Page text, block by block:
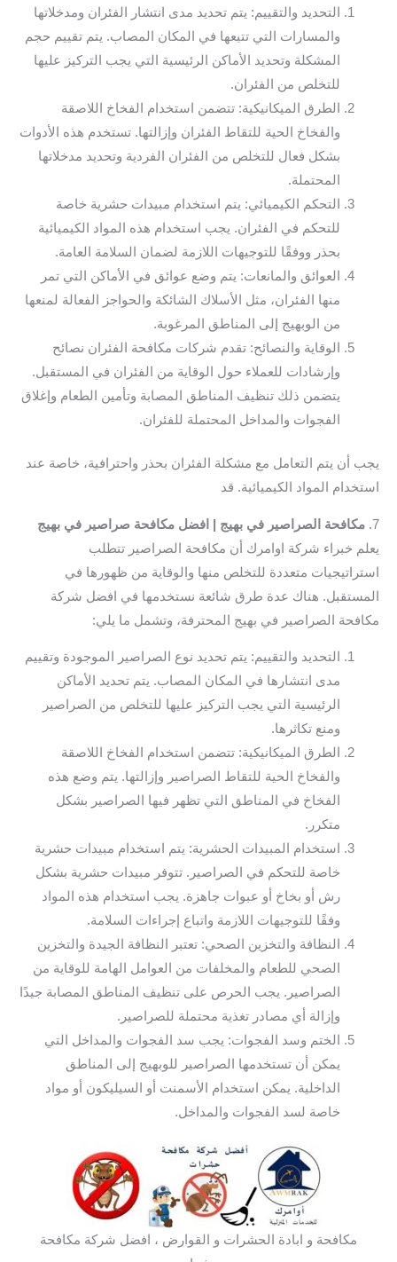
التحديد والتقييم: يتم تحديد مدى انتشار الفئران ومدخلاتها
والمسارات التي تتبعها في المكان المصاب. يتم تقييم حجم
المشكلة وتحديد الأماكن الرئيسية التي يجب التركيز عليها
للتخلص من الفئران.
الطرق الميكانيكية: تتضمن استخدام الفخاخ اللاصقة
والفخاخ الحية للتقاط الفئران وإزالتها. تستخدم هذه الأدوات
بشكل فعال للتخلص من الفئران الفردية وتحديد مدخلاتها
المحتملة.
التحكم الكيميائي: يتم استخدام مبيدات حشرية خاصة
للتحكم في الفئران. يجب استخدام هذه المواد الكيميائية
بحذر ووفقًا للتوجيهات اللازمة لضمان السلامة العامة.
العوائق والمانعات: يتم وضع عوائق في الأماكن التي تمر
منها الفئران، مثل الأسلاك الشائكة والحواجز الفعالة لمنعها
من الوبهيج إلى المناطق المرغوبة.
الوقاية والنصائح: تقدم شركات مكافحة الفئران نصائح
وإرشادات للعملاء حول الوقاية من الفئران في المستقبل.
يتضمن ذلك تنظيف المناطق المصابة وتأمين الطعام وإغلاق
الفجوات والمداخل المحتملة للفئران.
يجب أن يتم التعامل مع مشكلة الفئران بحذر واحترافية، خاصة عند
استخدام المواد الكيميائية. قد
7. مكافحة الصراصير في بهيج | افضل مكافحة صراصير في بهيج
يعلم خبراء شركة اوامرك أن مكافحة الصراصير تتطلب
استراتيجيات متعددة للتخلص منها والوقاية من ظهورها في
المستقبل. هناك عدة طرق شائعة نستخدمها في افضل شركة
مكافحة الصراصير في بهيج المحترفة، وتشمل ما يلي:
التحديد والتقييم: يتم تحديد نوع الصراصير الموجودة وتقييم
مدى انتشارها في المكان المصاب. يتم تحديد الأماكن
الرئيسية التي يجب التركيز عليها للتخلص من الصراصير
ومنع تكاثرها.
الطرق الميكانيكية: تتضمن استخدام الفخاخ اللاصقة
والفخاخ الحية للتقاط الصراصير وإزالتها. يتم وضع هذه
الفخاخ في المناطق التي تظهر فيها الصراصير بشكل
متكرر.
استخدام المبيدات الحشرية: يتم استخدام مبيدات حشرية
خاصة للتحكم في الصراصير. تتوفر مبيدات حشرية بشكل
رش أو بخاخ أو عبوات جاهزة. يجب استخدام هذه المواد
وفقًا للتوجيهات اللازمة واتباع إجراءات السلامة.
النظافة والتخزين الصحي: تعتبر النظافة الجيدة والتخزين
الصحي للطعام والمخلفات من العوامل الهامة للوقاية من
الصراصير. يجب الحرص على تنظيف المناطق المصابة جيدًا
وإزالة أي مصادر تغذية محتملة للصراصير.
الختم وسد الفجوات: يجب سد الفجوات والمداخل التي
يمكن أن تستخدمها الصراصير للوبهيج إلى المناطق
الداخلية. يمكن استخدام الأسمنت أو السيليكون أو مواد
خاصة لسد الفجوات والمداخل.
مكافحة و ابادة الحشرات و القوارض ، افضل شركة مكافحة